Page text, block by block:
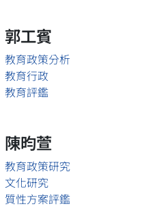
郭工賓
教育政策分析
教育行政
教育評鑑
陳昀萱
教育政策研究
文化研究
質性方案評鑑